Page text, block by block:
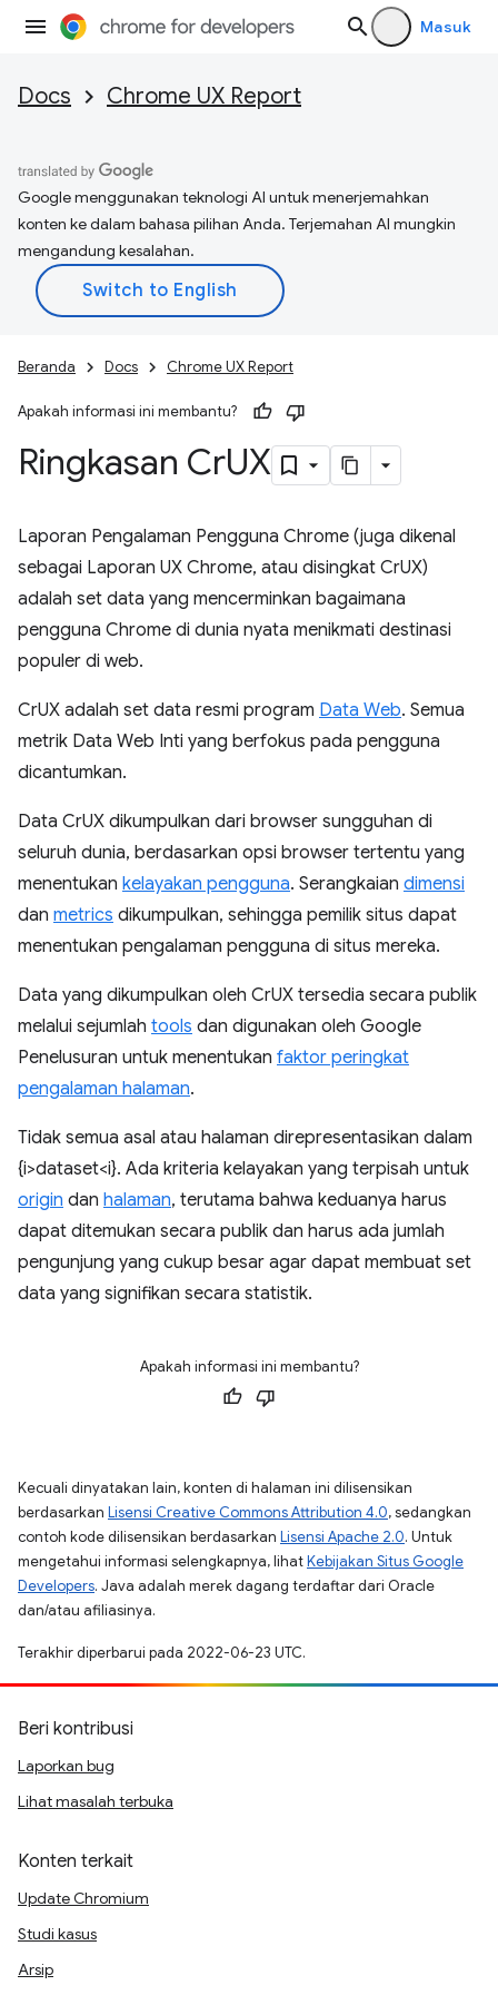
Masuk
Docs Chrome UX Report
Google menggunakan teknologi AI untuk menerjemahkan
konten ke dalam bahasa pilihan Anda. Terjemahan AI mungkin
mengandung kesalahan.
Beranda Docs Chrome UX Report
Apakah informasi ini membantu?
Ringkasan CrUX
Laporan Pengalaman Pengguna Chrome (juga dikenal
sebagai Laporan UX Chrome, atau disingkat CrUX)
adalah set data yang mencerminkan bagaimana
pengguna Chrome di dunia nyata menikmati destinasi
populer di web.
CrUX adalah set data resmi program Data Web. Semua
metrik Data Web Inti yang berfokus pada pengguna
dicantumkan.
Data CrUX dikumpulkan dari browser sungguhan di
seluruh dunia, berdasarkan opsi browser tertentu yang
menentukan kelayakan pengguna. Serangkaian dimensi
dan metrics dikumpulkan, sehingga pemilik situs dapat
menentukan pengalaman pengguna di situs mereka.
Data yang dikumpulkan oleh CrUX tersedia secara publik
melalui sejumlah tools dan digunakan oleh Google
Penelusuran untuk menentukan faktor peringkat
pengalaman halaman.
Tidak semua asal atau halaman direpresentasikan dalam
{i>dataset<i}. Ada kriteria kelayakan yang terpisah untuk
origin dan halaman, terutama bahwa keduanya harus
dapat ditemukan secara publik dan harus ada jumlah
pengunjung yang cukup besar agar dapat membuat set
data yang signifikan secara statistik.
Apakah informasi ini membantu?
Kecuali dinyatakan lain, konten di halaman ini dilisensikan
berdasarkan Lisensi Creative Commons Attribution 4.0, sedangkan
contoh kode dilisensikan berdasarkan Lisensi Apache 2.0. Untuk
mengetahui informasi selengkapnya, lihatKebijakan Situs Google
Developers. Java adalah merek dagang terdaftar dari Oracle
dan/atau afiliasinya.
Terakhir diperbarui pada 2022-06-23 UTC.
Beri kontribusi
Laporkan bug
Lihat masalah terbuka
Konten terkait
Update Chromium
Studi kasus
Arsip